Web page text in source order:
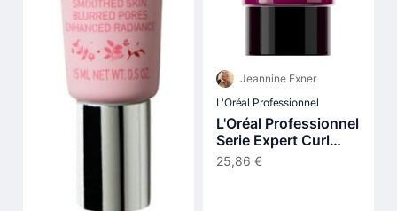
Jeannine Exner
L'Oréal Professionnel
L'Oréal Professionnel
Serie Expert Curl
Expression Long
Lasting Intensive
25,86 €